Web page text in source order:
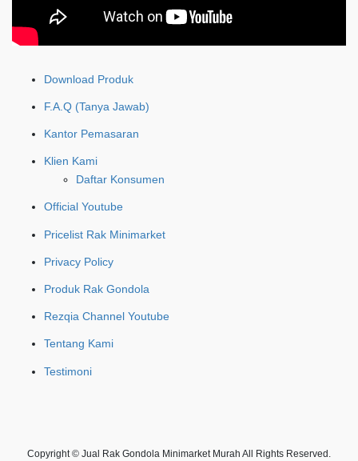
Download Produk
F.A.Q (Tanya Jawab)
Kantor Pemasaran
Klien Kami
Daftar Konsumen
Official Youtube
Pricelist Rak Minimarket
Privacy Policy
Produk Rak Gondola
Rezqia Channel Youtube
Tentang Kami
Testimoni
Copyright © Jual Rak Gondola Minimarket Murah All Rights Reserved.